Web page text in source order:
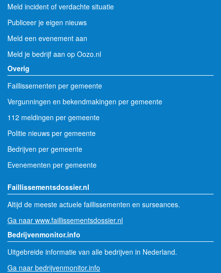
Meld incident of verdachte situatie
Publiceer je eigen nieuws
Meld een evenement aan
Meld je bedrijf aan op Oozo.nl
Overig
Faillissementen per gemeente
Vergunningen en bekendmakingen per gemeente
112 meldingen per gemeente
Politie nieuws per gemeente
Bedrijven per gemeente
Evenementen per gemeente
Faillissementsdossier.nl
Altijd de meeste actuele faillissementen en surseances.
Ga naar www.faillissementsdossier.nl
Bedrijvenmonitor.info
Uitgebreide informatie van alle bedrijven in Nederland.
Ga naar bedrijvenmonitor.info